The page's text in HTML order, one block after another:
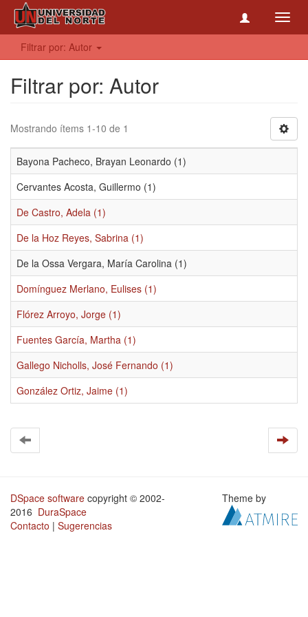
Filtrar por: Autor
Filtrar por: Autor
Mostrando ítems 1-10 de 1
Bayona Pacheco, Brayan Leonardo (1)
Cervantes Acosta, Guillermo (1)
De Castro, Adela (1)
De la Hoz Reyes, Sabrina (1)
De la Ossa Vergara, María Carolina (1)
Domínguez Merlano, Eulises (1)
Flórez Arroyo, Jorge (1)
Fuentes García, Martha (1)
Gallego Nicholls, José Fernando (1)
González Ortiz, Jaime (1)
DSpace software copyright © 2002-
2016 DuraSpace
Contacto | Sugerencias
Theme by